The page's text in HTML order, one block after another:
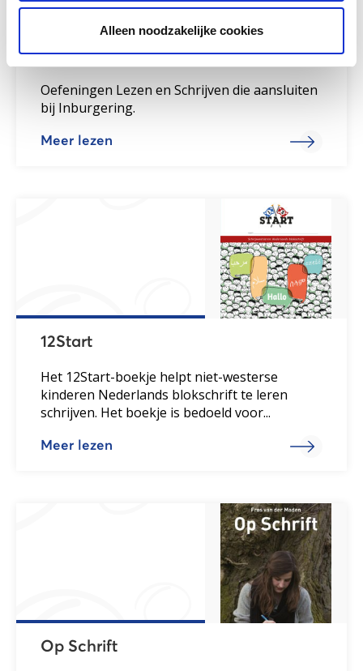
Alleen noodzakelijke cookies
Instap
Oefeningen Lezen en Schrijven die aansluiten
bij Inburgering.
Meer lezen
12Start
Het 12Start-boekje helpt niet-westerse
kinderen Nederlands blokschrift te leren
schrijven. Het boekje is bedoeld voor...
Meer lezen
Op Schrift